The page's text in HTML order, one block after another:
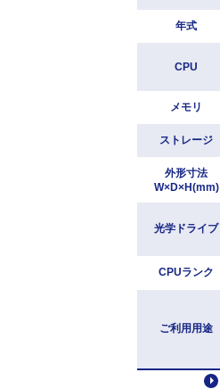
年式
CPU
メモリ
ストレージ
外形寸法
W×D×H(mm)
光学ドライブ
CPUランク
ご利用用途